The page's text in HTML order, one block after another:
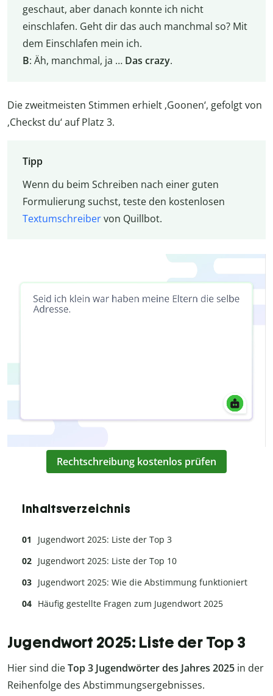
geschaut, aber danach konnte ich nicht
einschlafen. Geht dir das auch manchmal so? Mit
dem Einschlafen mein ich.
B: Äh, manchmal, ja … Das crazy.
Die zweitmeisten Stimmen erhielt ‚Goonen‘, gefolgt von
‚Checkst du‘ auf Platz 3.
Tipp
Wenn du beim Schreiben nach einer guten
Formulierung suchst, teste den kostenlosen
Textumschreibervon Quillbot.
Rechtschreibung kostenlos prüfen
Inhaltsverzeichnis
Jugendwort 2025: Liste der Top 3
Jugendwort 2025: Liste der Top 10
Jugendwort 2025: Wie die Abstimmung funktioniert
Häufig gestellte Fragen zum Jugendwort 2025
Jugendwort 2025: Liste der Top 3
Hier sind dieTop 3 Jugendwörter des Jahres 2025 in der
Reihenfolge des Abstimmungsergebnisses.